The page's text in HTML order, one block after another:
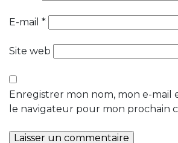
E-mail *
Site web
Enregistrer mon nom, mon e-mail
le navigateur pour mon prochain